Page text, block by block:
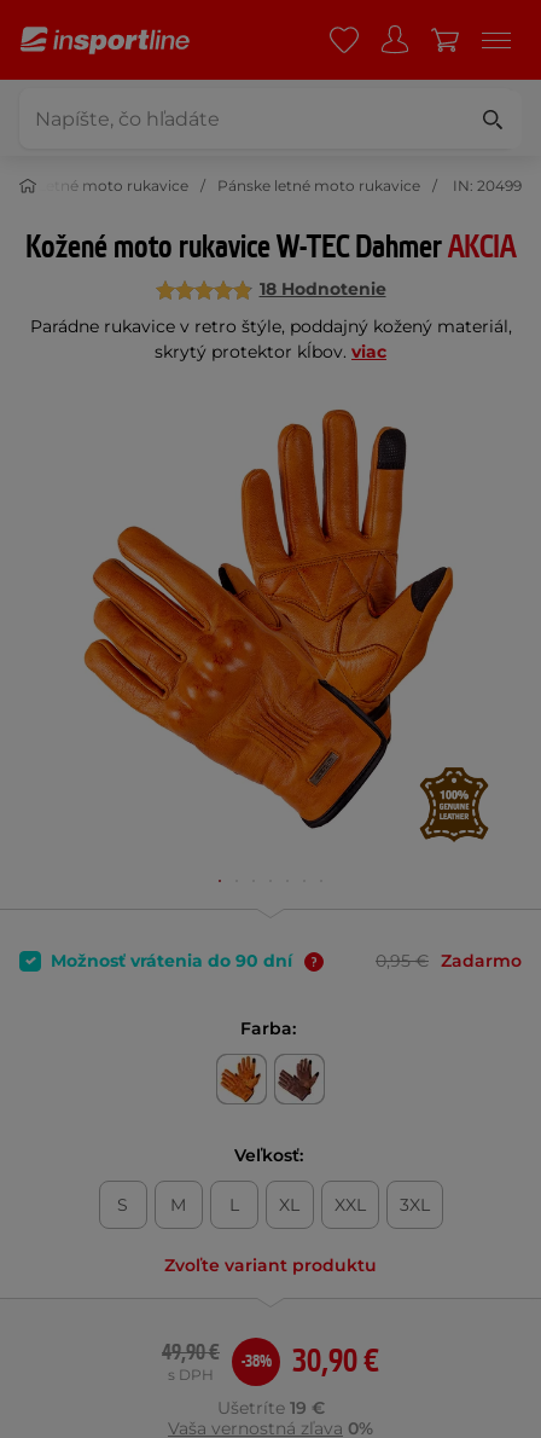
Letné moto rukavice Pánske letné moto rukavice IN: 20499
Kožené moto rukavice W-TEC DahmerAKCIA
18 Hodnotenie
Parádne rukavice v retro štýle, poddajný kožený materiál,
skrytý protektor kĺbov. viac
Možnosť vrátenia do 90 dní 0,95 € Zadarmo
Farba:
Veľkosť:
S M L XL XXL 3XL
Zvoľte variant produktu
30,90 €
49,90 €
s DPH
-38%
Ušetríte 19 €
Vaša vernostná zľava 0%